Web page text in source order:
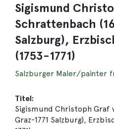
Sigismund
Schrattenbach
Salzburg),
(1753-1771)
Salzburger Maler/painter
Titel:
Sigismund Christoph Graf
Graz-1771 Salzburg),